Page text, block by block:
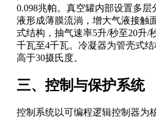
0.098兆帕。真空罐内部设置多
液形成薄膜流淌，增大气液接触
式结构，抽气速率5升/秒至20升/
千瓦至4千瓦。冷凝器为管壳式
高于30摄氏度。
三、控制与保护系统
控制系统以可编程逻辑控制器为